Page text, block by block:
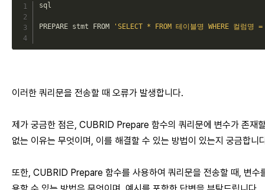
sql
PREPARE stmt FROM 'SELECT * FROM 테이블명 WHERE 컬럼명
이러한 쿼리문을 전송할 때 오류가 발생합니다.
제가 궁금한 점은, CUBRID Prepare 함수의 쿼리문에 변수가 존재
없는 이유는 무엇이며, 이를 해결할 수 있는 방법이 있는지 궁금합니
또한, CUBRID Prepare 함수를 사용하여 쿼리문을 전송할 때, 변수